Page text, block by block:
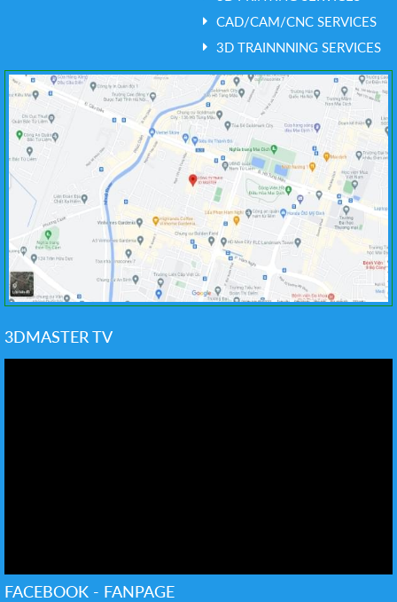
CAD/CAM/CNC SERVICES
3D TRAINNNING SERVICES
3DMASTER TV
FACEBOOK - FANPAGE